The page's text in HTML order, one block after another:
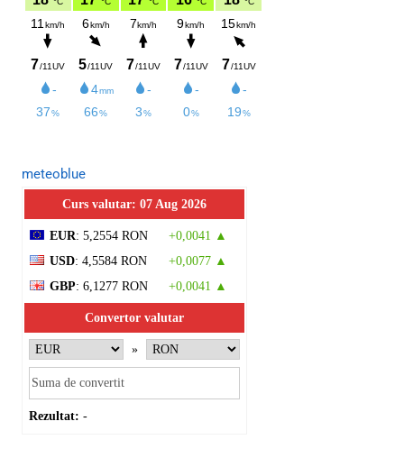
meteoblue
Curs valutar: 07 Aug 2026
EUR: 5,2554 RON
+0,0041 ▲
USD: 4,5584 RON
+0,0077 ▲
GBP: 6,1277 RON +0,0041 ▲
Convertor valutar
»
Rezultat: -